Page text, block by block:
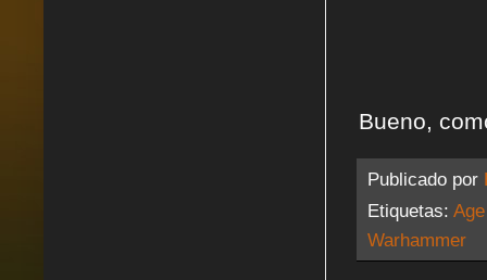
Bueno,
Publicado por
Etiquetas:
Warhammer